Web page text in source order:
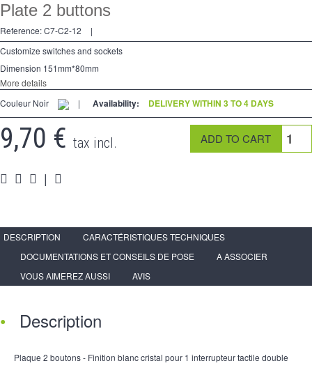
2 Ways
Socket
Spéciales
Accessories
Pièces
Reseller program - LIVOLO France Official Website
Plate 2 buttons
Reference:C7-C2-12
|
Customize switches and sockets
Dimension 151mm*80mm
More details
Couleur Noir
| Availability: DELIVERY WITHIN 3 TO 4 DAYS
9,70 € tax incl.
|
DESCRIPTION
CARACTÉRISTIQUES TECHNIQUES
DOCUMENTATIONS ET CONSEILS DE POSE
A ASSOCIER
VOUS AIMEREZ AUSSI
AVIS
Description
Plaque 2 boutons - Finition blanc cristal pour 1 interrupteur tactile double